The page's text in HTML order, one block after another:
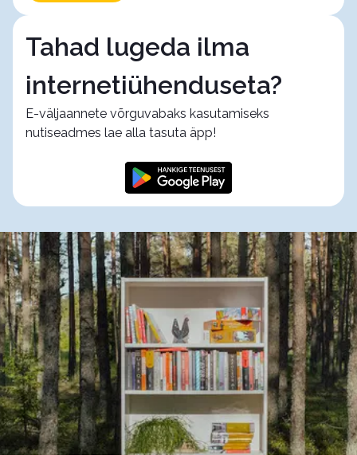
Tahad lugeda ilma
internetiühenduseta?
E-väljaannete võrguvabaks kasutamiseks
nutiseadmes lae alla tasuta äpp!